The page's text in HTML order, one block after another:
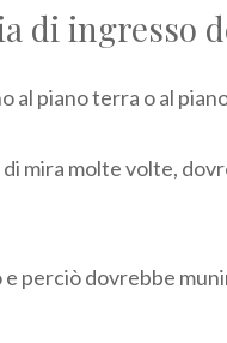
di ingresso
al piano terra o al
mira molte volte,
perciò dovrebbe